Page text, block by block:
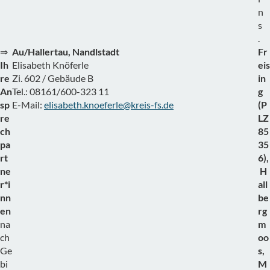
n
s
.
⇒
Ih
re
An
sp
re
ch
pa
rt
ne
r*i
nn
en
na
ch
Ge
bi
Au/Hallertau, Nandlstadt
Elisabeth Knöferle
Zi. 602 / Gebäude B
Tel.: 08161/600-323 11
E-Mail: elisabeth.knoeferle@kreis-fs.de
Fr
eis
in
g
(P
LZ
85
35
6),
H
all
be
rg
m
oo
s,
M